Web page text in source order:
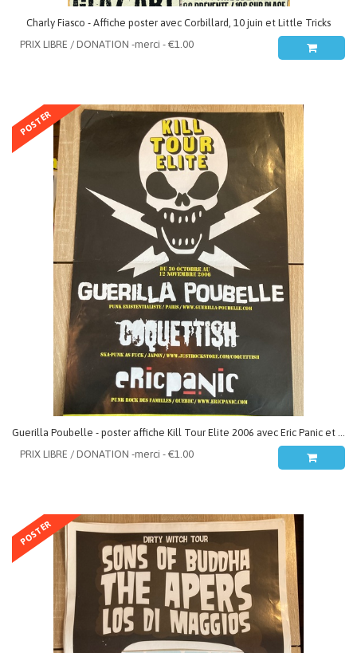
Charly Fiasco - Affiche poster avec Corbillard, 10 juin et Little Tricks
POSTER
POSTER